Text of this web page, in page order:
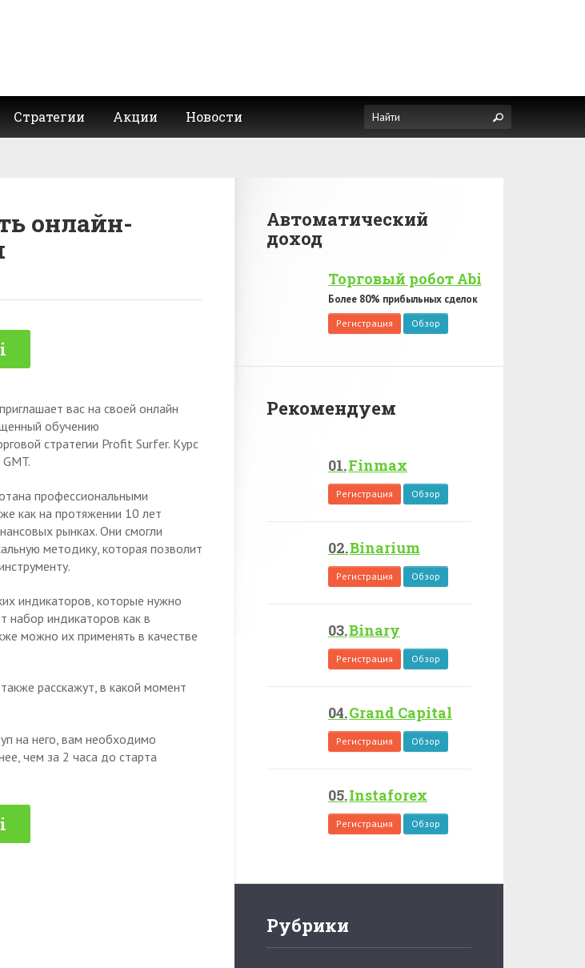
Стратегии Акции Новости
онлайн-
вас на своей онлайн
обучению
стратегии Profit Surfer. Курс
профессиональными
как на протяжении 10 лет
рынках. Они смогли
методику, которая позволит
индикаторов, которые нужно
набор индикаторов как в
можно их применять в качестве
расскажут, в какой момент
на него, вам необходимо
чем за 2 часа до старта
Автоматический
доход
Торговый робот Abi
Более 80% прибыльных сделок
Регистрация Обзор
Рекомендуем
Finmax
Регистрация Обзор
Binarium
Регистрация Обзор
Binary
Регистрация Обзор
Grand Capital
Регистрация Обзор
Instaforex
Регистрация Обзор
Рубрики